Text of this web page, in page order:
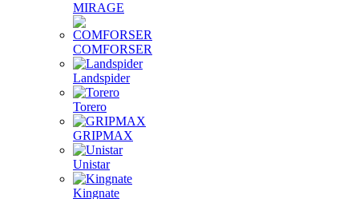
MIRAGE
COMFORSER
Landspider
Torero
GRIPMAX
Unistar
Kingnate